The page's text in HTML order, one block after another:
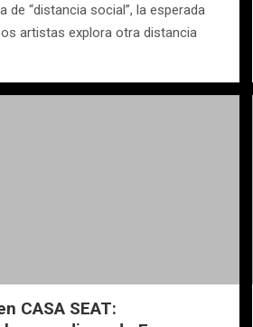
de “distancia social”, la esperada
artistas explora otra distancia
CASA SEAT: